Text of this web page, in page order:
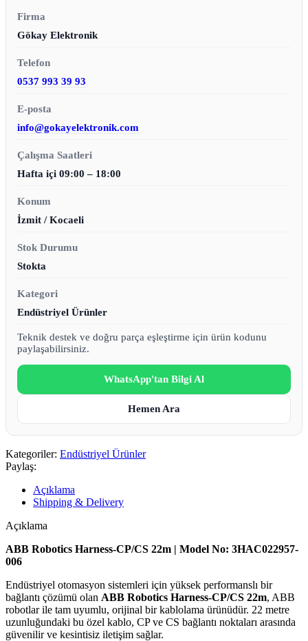
Firma
Gökay Elektronik
Telefon
0537 993 39 93
E-posta
info@gokayelektronik.com
Çalışma Saatleri
Hafta içi 09:00 – 18:00
Konum
İzmit / Kocaeli
Stok Durumu
Stokta
Kategori
Endüstriyel Ürünler
Teknik destek ve doğru parça eşleştirme için ürün kodunu
paylaşabilirsiniz.
WhatsApp'tan Bilgi Al
Hemen Ara
Kategoriler: Endüstriyel Ürünler
Paylaş:
Açıklama
Shipping & Delivery
Açıklama
ABB Robotics Harness-CP/CS 22m | Model No: 3HAC022957-
006
Endüstriyel otomasyon sistemleri için yüksek performanslı bir
bağlantı çözümü olan ABB Robotics Harness-CP/CS 22m, ABB
robotlar ile tam uyumlu, orijinal bir kablolama ürünüdür. 22 metre
uzunluğundaki bu özel kablo, CP ve CS bağlantı noktaları arasında
güvenilir ve kesintisiz iletişim sağlar.